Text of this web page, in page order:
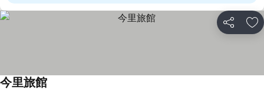
シェア お
今里旅館